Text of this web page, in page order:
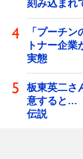
刻み込まれ
「プーチ
トナー企
実態
板東英二さ
意すると…
伝説